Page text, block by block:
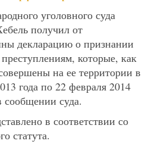
уголовного суда
получил от
декларацию о признании
которые, как
на ее территории в
года по 22 февраля 2014
сообщении суда.
в соответствии со
статута.